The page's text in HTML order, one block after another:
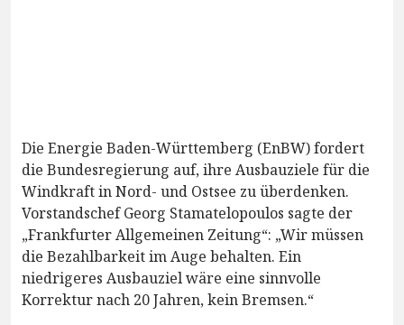
Die Energie Baden-Württemberg (EnBW) fordert
die Bundesregierung auf, ihre Ausbauziele für die
Windkraft in Nord- und Ostsee zu überdenken.
Vorstandschef Georg Stamatelopoulos sagte der
„Frankfurter Allgemeinen Zeitung“: „Wir müssen
die Bezahlbarkeit im Auge behalten. Ein
niedrigeres Ausbauziel wäre eine sinnvolle
Korrektur nach 20 Jahren, kein Bremsen.“